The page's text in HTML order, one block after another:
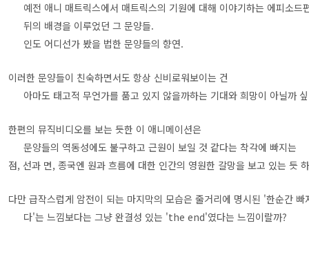
예전 애니 매트릭스에서 매트릭스의 기원에 대해 이야기하는 에피소드
뒤의 배경을 이루었던 그 문양들.
인도 어디선가 봤을 법한 문양들의 향연.
이러한 문양들이 친숙하면서도 항상 신비로워보이는 건
아마도 태고적 무언가를 품고 있지 않을까하는 기대와 희망이 아닐까
한편의 뮤직비디오를 보는 듯한 이 애니메이션은
문양들의 역동성에도 불구하고 근원이 보일 것 같다는 착각에 빠지는
점, 선과 면, 종국엔 원과 흐름에 대한 인간의 영원한 갈망을 보고 있는 듯
다만 급작스럽게 암전이 되는 마지막의 모습은 줄거리에 명시된 '한순간 빠
다'는 느낌보다는 그냥 완결성 있는 'the end'였다는 느낌이랄까?